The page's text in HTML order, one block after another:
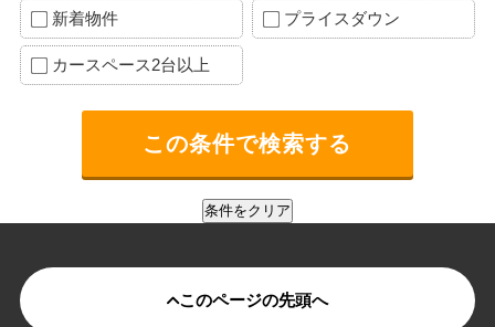
新着物件 プライスダウン
カースペース2台以上
このページの先頭へ